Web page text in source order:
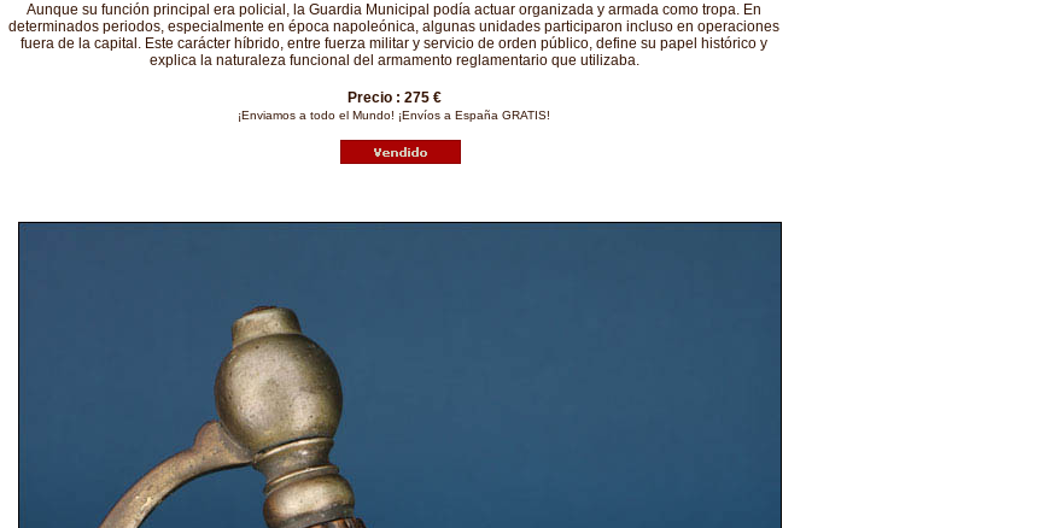
Aunque su función principal era policial, la Guardia Municipal podía actuar organizada y armada como tropa. En
determinados periodos, especialmente en época napoleónica, algunas unidades participaron incluso en operaciones
fuera de la capital. Este carácter híbrido, entre fuerza militar y servicio de orden público, define su papel histórico y
explica la naturaleza funcional del armamento reglamentario que utilizaba.
Precio : 275 €
¡Enviamos a todo el Mundo! ¡Envíos a España GRATIS!